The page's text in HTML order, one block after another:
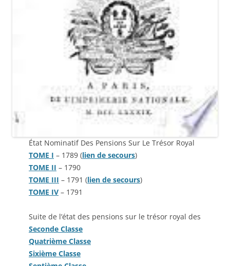
État Nominatif Des Pensions Sur Le Trésor Royal
TOME I – 1789 (lien de secours)
TOME II – 1790
TOME III – 1791 (lien de secours)
TOME IV – 1791
Suite de l’état des pensions sur le trésor royal des
Seconde Classe
Quatrième Classe
Sixième Classe